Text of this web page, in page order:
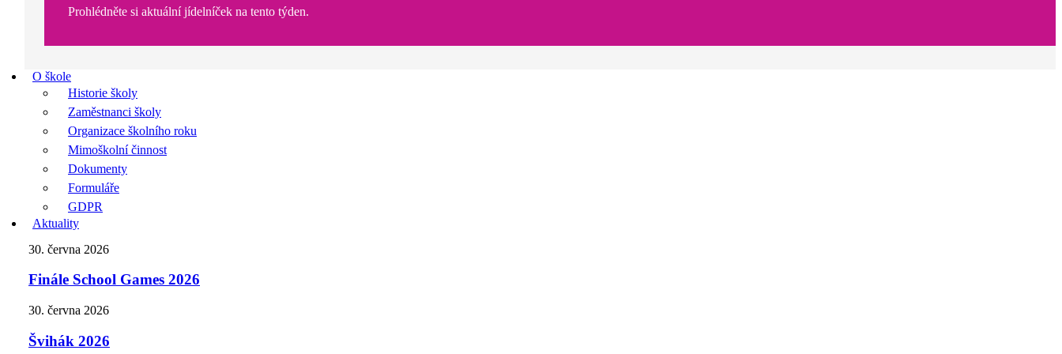
Prohlédněte si aktuální jídelníček na tento týden.
O škole
Historie školy
Zaměstnanci školy
Organizace školního roku
Mimoškolní činnost
Dokumenty
Formuláře
GDPR
Aktuality
30. června 2026
Finále School Games 2026
30. června 2026
Švihák 2026